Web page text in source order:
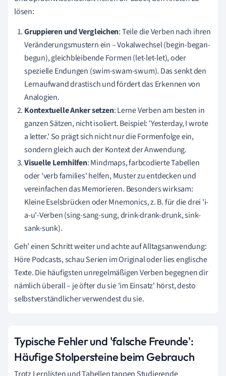
lösen:
Gruppieren und Vergleichen: Teile die Verben nach ihren
Veränderungsmustern ein – Vokalwechsel (begin-began-
begun), gleichbleibende Formen (let-let-let), oder
spezielle Endungen (swim-swam-swum). Das senkt den
Lernaufwand drastisch und fördert das Erkennen von
Analogien.
Kontextuelle Anker setzen: Lerne Verben am besten in
ganzen Sätzen, nicht isoliert. Beispiel: 'Yesterday, I wrote
a letter.' So prägt sich nicht nur die Formenfolge ein,
sondern gleich auch der Kontext der Anwendung.
Visuelle Lernhilfen: Mindmaps, farbcodierte Tabellen
oder 'verb families' helfen, Muster zu entdecken und
vereinfachen das Memorieren. Besonders wirksam:
Kleine Eselsbrücken oder Mnemonics, z. B. für die drei 'i-
a-u'-Verben (sing-sang-sung, drink-drank-drunk, sink-
sank-sunk).
Geh’ einen Schritt weiter und achte auf Alltagsanwendung:
Höre Podcasts, schau Serien im Original oder lies englische
Texte. Die häufigsten unregelmäßigen Verben begegnen dir
nämlich überall – je öfter du sie 'im Einsatz' hörst, desto
selbstverständlicher verwendest du sie.
Typische Fehler und 'falsche Freunde':
Häufige Stolpersteine beim Gebrauch
Trotz Lernlisten und Tabellen tappen Studierende